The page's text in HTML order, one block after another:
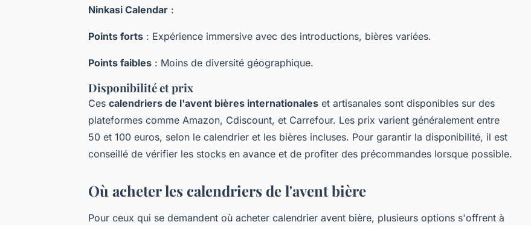
Ninkasi Calendar :
Points forts : Expérience immersive avec des introductions, bières variées.
Points faibles : Moins de diversité géographique.
Disponibilité et prix
Ces calendriers de l'avent bières internationales et artisanales sont disponibles sur des
plateformes comme Amazon, Cdiscount, et Carrefour. Les prix varient généralement entre
50 et 100 euros, selon le calendrier et les bières incluses. Pour garantir la disponibilité, il est
conseillé de vérifier les stocks en avance et de profiter des précommandes lorsque possible.
Où acheter les calendriers de l'avent bière
Pour ceux qui se demandent où acheter calendrier avent bière, plusieurs options s'offrent à